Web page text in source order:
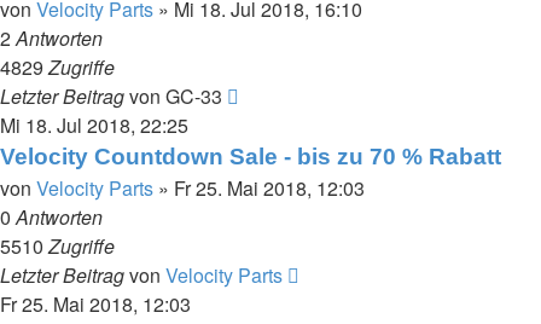
von Velocity Parts » Mi 18. Jul 2018, 16:10
2Antworten
4829Zugriffe
Letzter Beitragvon GC-33
Mi 18. Jul 2018, 22:25
Velocity Countdown Sale - bis zu 70 % Rabatt
von Velocity Parts » Fr 25. Mai 2018, 12:03
0Antworten
5510Zugriffe
Letzter Beitragvon Velocity Parts
Fr 25. Mai 2018, 12:03